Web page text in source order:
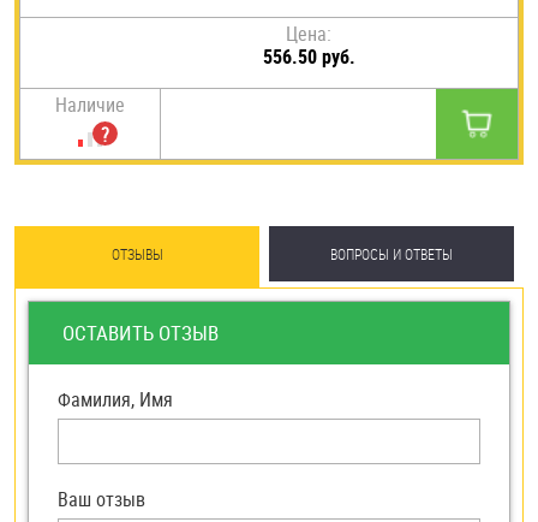
Цена:
556.50 руб.
Наличие
ОТЗЫВЫ ВОПРОСЫ И ОТВЕТЫ
ОСТАВИТЬ ОТЗЫВ
Фамилия, Имя
Ваш отзыв